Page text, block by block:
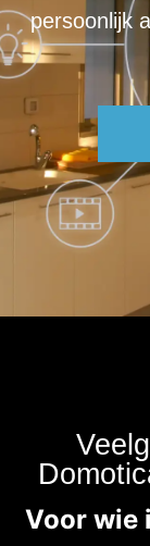
persoonlijk
Voor wie